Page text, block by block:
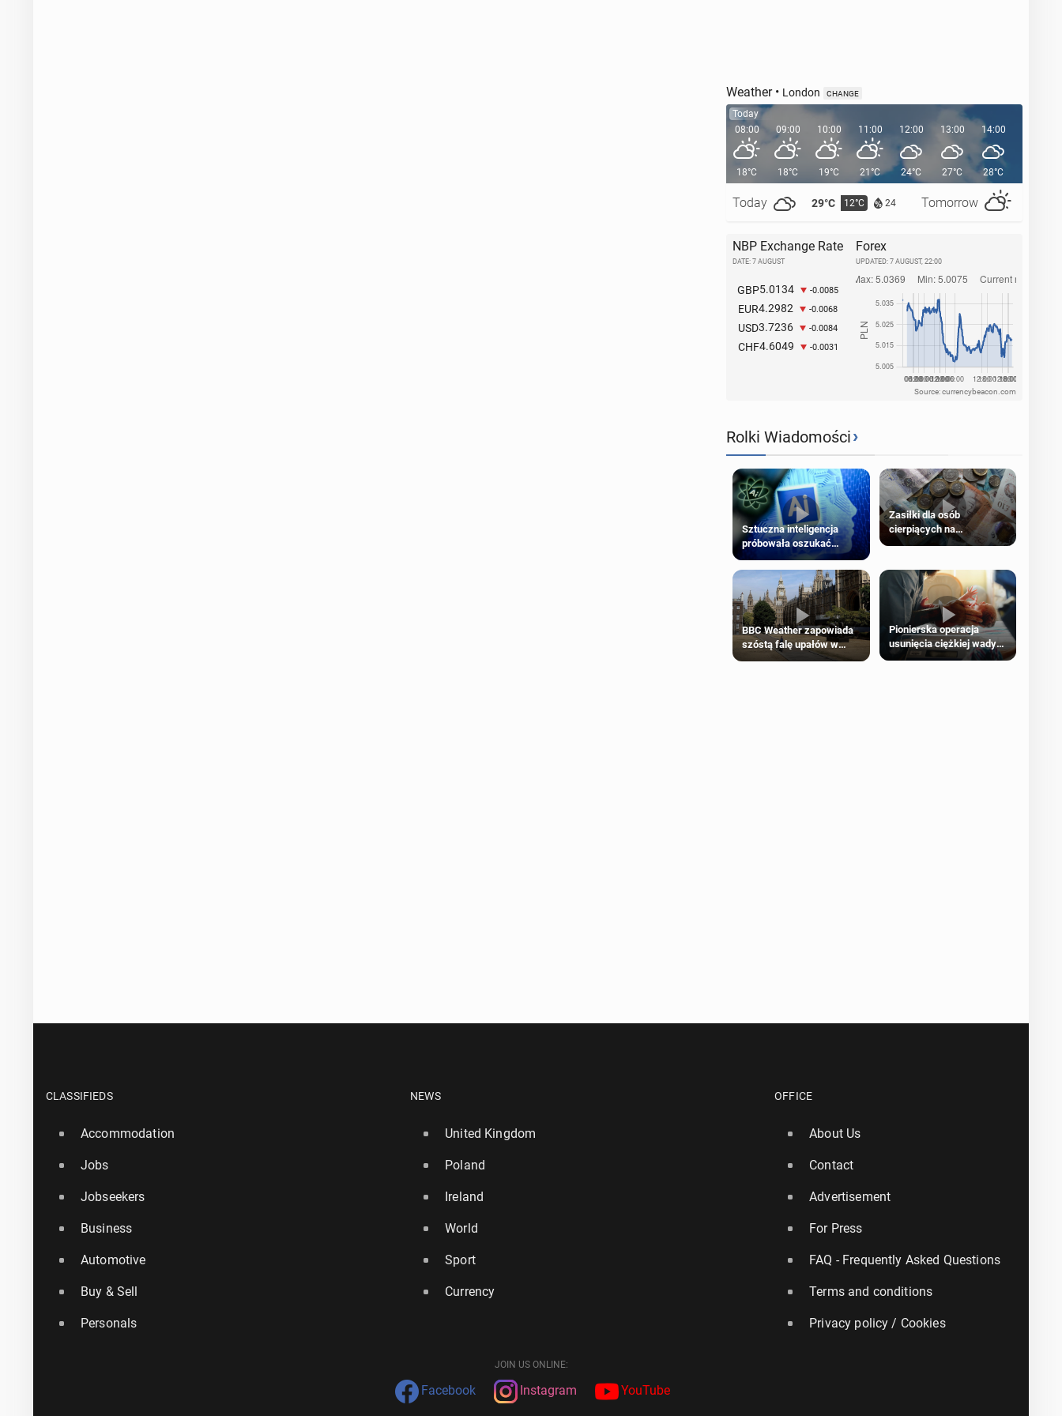
Weather• London CHANGE
Today
08:00
18°C
Today 29°C 12°C 24 Tomorrow
09:00
18°C
10:00
19°C
11:00
21°C
12:00
24°C
13:00
27°C
14:00
28°C
NBP Exchange Rate
DATE: 7 AUGUST
GBP5.0134 -0.0085
EUR4.2982 -0.0068
USD3.7236 -0.0084
CHF4.6049 -0.0031
Forex
UPDATED: 7 AUGUST, 22:00
Source: currencybeacon.com
Rolki Wiadomości›
Sztuczna inteligencja
próbowała oszukać
człowieka
Zasiłki dla osób
cierpiących na
schorzenia psychiczne
BBC Weather zapowiada
szóstą falę upałów w
Londynie
Pionierska operacja
usunięcia ciężkiej wady
wrodzonej płodu w łonie
CLASSIFIEDS
Accommodation
Jobs
Jobseekers
Business
Automotive
Buy & Sell
Personals
NEWS
United Kingdom
Poland
Ireland
World
Sport
Currency
OFFICE
About Us
Contact
Advertisement
For Press
FAQ - Frequently Asked Questions
Terms and conditions
Privacy policy / Cookies
JOIN US ONLINE:
Facebook Instagram YouTube